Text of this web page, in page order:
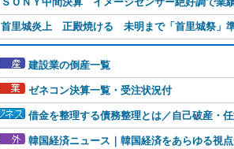
首里城炎上 正殿焼ける 未明まで「首里城祭」
建設業の倒産一覧
ゼネコン決算一覧・受注状況付
借金を整理する債務整理とは／自己破産・
韓国経済ニュース｜韓国経済をあらゆる視